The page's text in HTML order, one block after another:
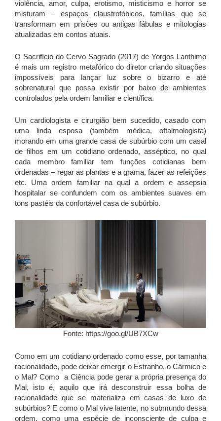
violência, amor, culpa, erotismo, misticismo e horror se
misturam – espaços claustrofóbicos, famílias que se
transformam em prisões ou antigas fábulas e mitologias
atualizadas em contos atuais.
O Sacrifício do Cervo Sagrado (2017) de Yorgos Lanthimo
é mais um registro metafórico do diretor criando situações
impossíveis para lançar luz sobre o bizarro e até
sobrenatural que possa existir por baixo de ambientes
controlados pela ordem familiar e científica.
Um cardiologista e cirurgião bem sucedido, casado com
uma linda esposa (também médica, oftalmologista)
morando em uma grande casa de subúrbio com um casal
de filhos em um cotidiano ordenado, asséptico, no qual
cada membro familiar tem funções cotidianas bem
ordenadas – regar as plantas e a grama, fazer as refeições
etc. Uma ordem familiar na qual a ordem e assepsia
hospitalar se confundem com os ambientes suaves em
tons pastéis da confortável casa de subúrbio.
Fonte: https://goo.gl/UB7XCw
Como em um cotidiano ordenado como esse, por tamanha
racionalidade, pode deixar emergir o Estranho, o Cármico e
o Mal? Como a Ciência pode gerar a própria presença do
Mal, isto é, aquilo que irá desconstruir essa bolha de
racionalidade que se materializa em casas de luxo de
subúrbios? E como o Mal vive latente, no submundo dessa
ordem, como uma espécie de inconsciente de culpa e